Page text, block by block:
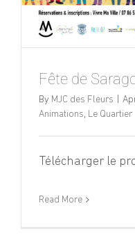
Fête de
By MJC des Fleurs
Animations, Le Quartier
Télécharger le
Read More